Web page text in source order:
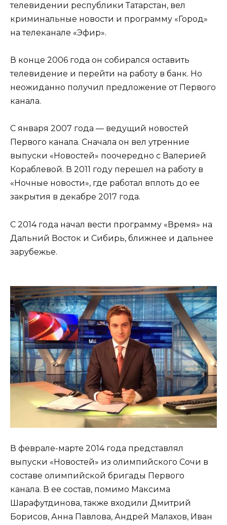
телевидении республики Татарстан, вел
криминальные новости и программу «Город»
на телеканале «Эфир».
В конце 2006 года он собирался оставить
телевидение и перейти на работу в банк. Но
неожиданно получил предложение от Первого
канала.
С января 2007 года — ведущий новостей
Первого канала. Сначала он вел утренние
выпуски «Новостей» поочередно с Валерией
Кораблевой. В 2011 году перешел на работу в
«Ночные новости», где работал вплоть до ее
закрытия в декабре 2017 года.
С 2014 года начал вести программу «Время» на
Дальний Восток и Сибирь, ближнее и дальнее
зарубежье.
В феврале-марте 2014 года представлял
выпуски «Новостей» из олимпийского Сочи в
составе олимпийской бригады Первого
канала. В ее состав, помимо Максима
Шарафутдинова, также входили Дмитрий
Борисов, Анна Павлова, Андрей Малахов, Иван